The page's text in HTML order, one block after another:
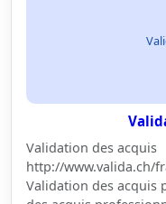
Validation des acquis
http://www.valida.ch/
Validation des acquis